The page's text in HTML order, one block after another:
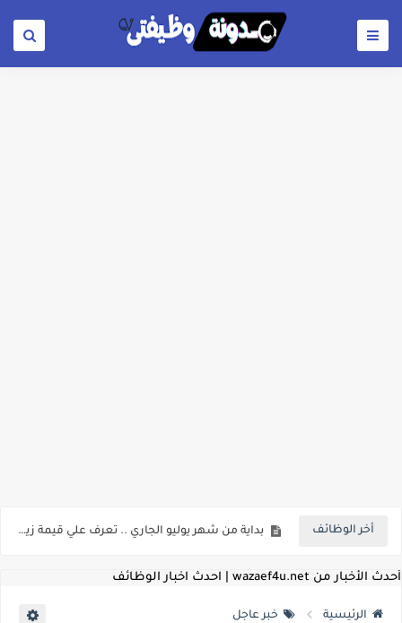
أخر الوظائف للمؤهلات العليا ..اعلان وظائف وزارة التنمية المحلية " اخصائي تخطيط - مهندس - اخصائي حاسبات - باحث قانوني " والتقديم الكتروني بتاريخ 15-7-2026
أحدث الأخبار من wazaef4u.net | احدث اخبار الوظائف
الرئيسية خبر عاجل